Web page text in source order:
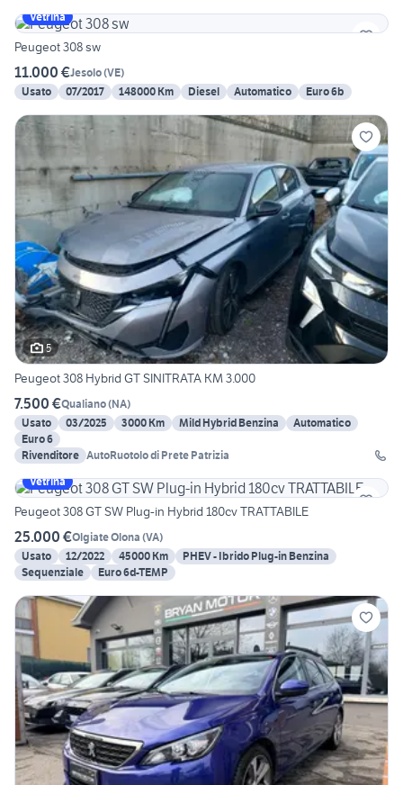
Vetrina
Peugeot 308 sw
11.000 €Jesolo(VE)
Usato
07/2017 148000 Km Diesel Automatico Euro 6b
5
Peugeot 308 Hybrid GT SINITRATA KM 3.000
7.500 €Qualiano(NA)
Usato
03/2025 3000 Km Mild Hybrid Benzina
Automatico
Euro 6
Rivenditore AutoRuotolo di Prete Patrizia
Vetrina
Peugeot 308 GT SW Plug-in Hybrid 180cv TRATTABILE
25.000 €Olgiate Olona (VA)
Usato
12/2022 45000 Km
PHEV - Ibrido Plug-in Benzina
Sequenziale
Euro 6d-TEMP